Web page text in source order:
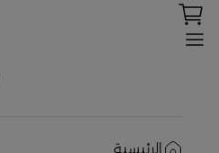
الرئيسية